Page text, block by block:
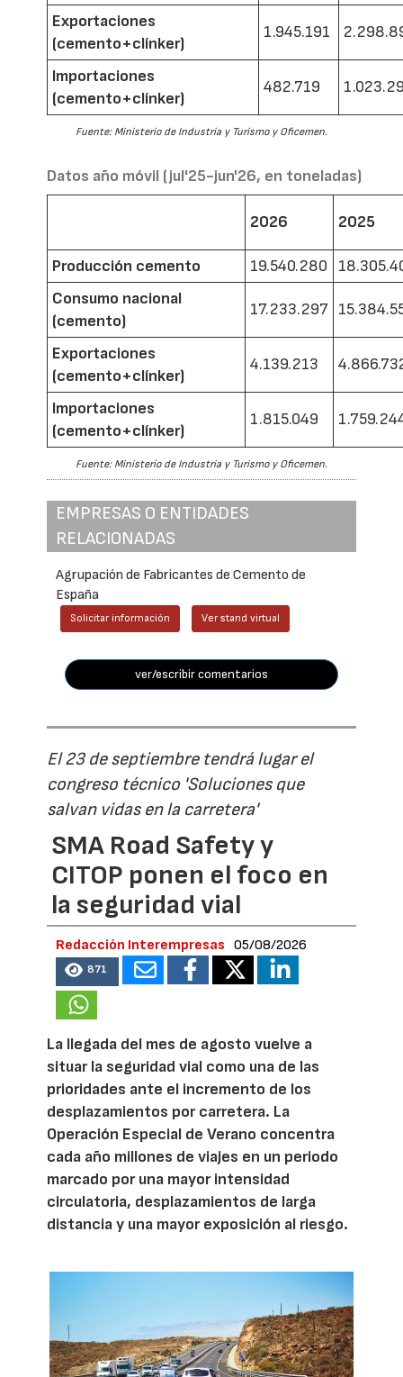
Exportaciones
(cemento+clínker)
1.945.191
Importaciones
(cemento+clínker)
482.719
Fuente: Ministerio de Industria y Turismo y Oficemen.
Datos año móvil (jul'25-jun'26, en toneladas)
2026 2025
Producción cemento 19.540.280
Consumo nacional
(cemento)
17.233.297
Exportaciones
(cemento+clínker)
4.139.213
Importaciones
(cemento+clínker)
1.815.049
Fuente: Ministerio de Industria y Turismo y Oficemen.
EMPRESAS O ENTIDADES
RELACIONADAS
Agrupación de Fabricantes de Cemento de
España
Solicitar información Ver stand virtual
ver/escribir comentarios
El 23 de septiembre tendrá lugar el
congreso técnico 'Soluciones que
salvan vidas en la carretera'
SMA Road Safety y
CITOP ponen el foco en
la seguridad vial
Redacción Interempresas 05/08/2026
871
La llegada del mes de agosto vuelve a
situar la seguridad vial como una de las
prioridades ante el incremento de los
desplazamientos por carretera. La
Operación Especial de Verano concentra
cada año millones de viajes en un periodo
marcado por una mayor intensidad
circulatoria, desplazamientos de larga
distancia y una mayor exposición al riesgo.